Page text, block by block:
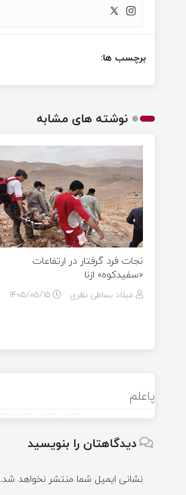
برچسب ها:
نوشته های مشابه
نجات فرد گرفتار در ارتفاعات
«سفیدکوه» ازنا
میلاد بساطی نظری ۱۴۰۵/۰۵/۱۵
پاعلم
دیدگاهتان را بنویسید
نشانی ایمیل شما منتشر نخواهد شد.